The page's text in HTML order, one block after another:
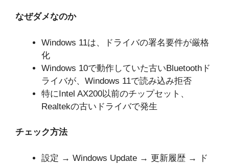
なぜダメなのか
Windows 11は、ドライバの署名要件が厳格
化
Windows 10で動作していた古いBluetoothド
ライバが、Windows 11で読み込み拒否
特にIntel AX200以前のチップセット、
Realtekの古いドライバで発生
チェック方法
設定 → Windows Update → 更新履歴 → ド